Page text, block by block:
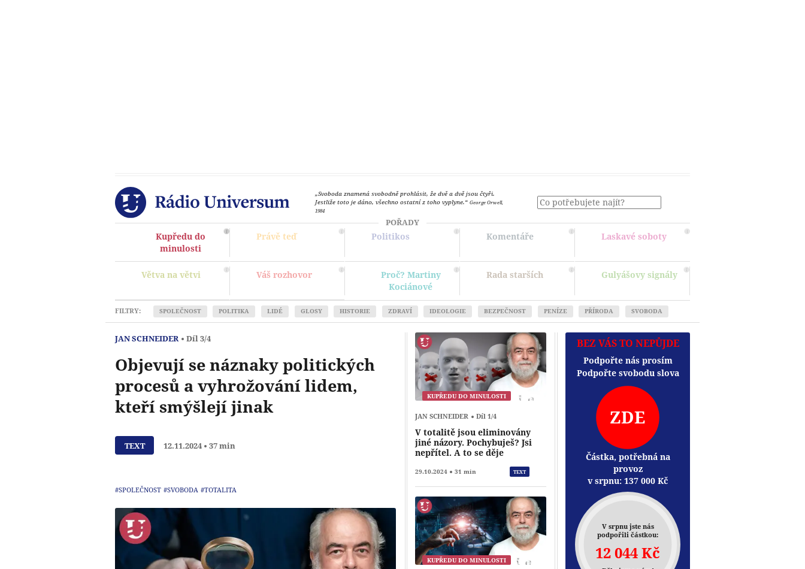
„Svoboda znamená svobodně prohlásit, že dvě a dvě jsou čtyři.
Jestliže toto je dáno, všechno ostatní z toho vyplyne.“ George Orwell,
1984
POŘADY
Kupředu do
minulosti
Právě teď Politikos Komentáře Laskavé soboty
Větva na větvi Váš rozhovor
Proč? Martiny
Kociánové
Rada starších Gulyášovy signály
FILTRY: SPOLEČNOST POLITIKA LIDÉ GLOSY HISTORIE ZDRAVÍ IDEOLOGIE BEZPEČNOST PENÍZE PŘÍRODA SVOBODA
JAN SCHNEIDER Díl 3/4
Objevují se náznaky politických
procesů a vyhrožování lidem,
kteří smýšlejí jinak
TEXT 12.11.2024 37 min
#SPOLEČNOST #SVOBODA #TOTALITA
KUPŘEDU DO MINULOSTI
JAN SCHNEIDER Díl 1/4
V totalitě jsou eliminovány
jiné názory. Pochybuješ? Jsi
nepřítel. A to se děje
29.10.2024 31 min TEXT
KUPŘEDU DO MINULOSTI
BEZ VÁS TO NEPŮJDE
Podpořte nás prosím
Podpořte svobodu slova
ZDE
Částka, potřebná na
provoz
v srpnu: 137 000 Kč
V srpnu jste nás
podpořili částkou:
12 044 Kč